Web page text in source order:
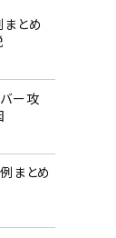
とめ
ー攻
まとめ